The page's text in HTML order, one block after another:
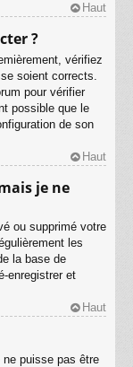
Haut
?
vérifiez
soient corrects.
pour vérifier
possible que le
de son
Haut
je ne
ou supprimé votre
les
la base de
enregistrer et
Haut
puisse pas être